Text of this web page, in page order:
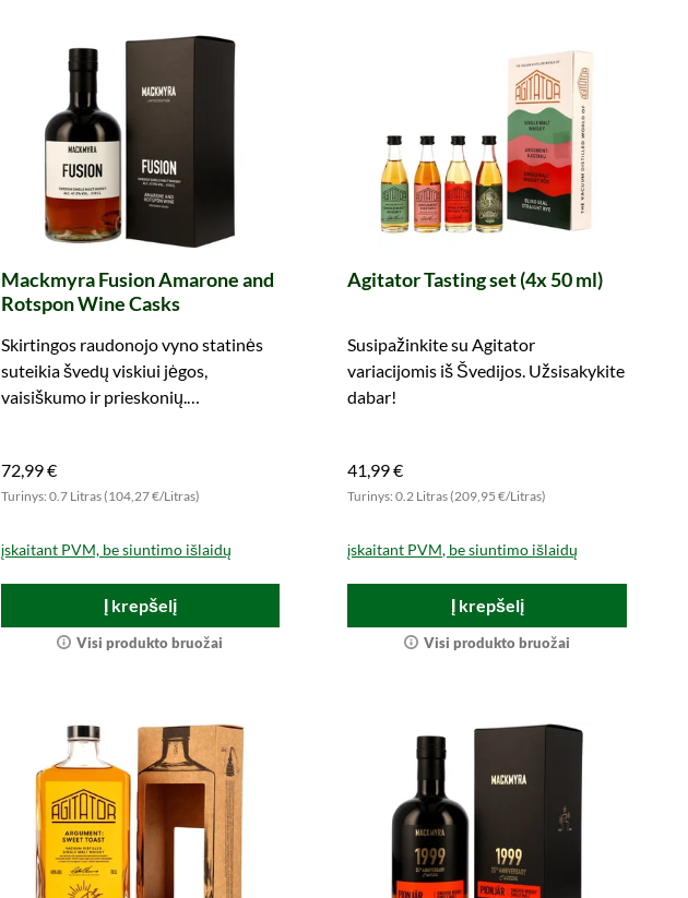
Mackmyra Fusion Amarone and
Rotspon Wine Casks
Skirtingos raudonojo vyno statinės
suteikia švedų viskiui jėgos,
vaisiškumo ir prieskonių.
72,99 €
Turinys: 0.7 Litras (104,27 €/Litras)
įskaitant PVM, be siuntimo išlaidų
Į krepšelį
Visi produkto bruožai
Agitator Tasting set (4x 50 ml)
Susipažinkite su Agitator
variacijomis iš Švedijos. Užsisakykite
dabar!
41,99 €
Turinys: 0.2 Litras (209,95 €/Litras)
įskaitant PVM, be siuntimo išlaidų
Į krepšelį
Visi produkto bruožai